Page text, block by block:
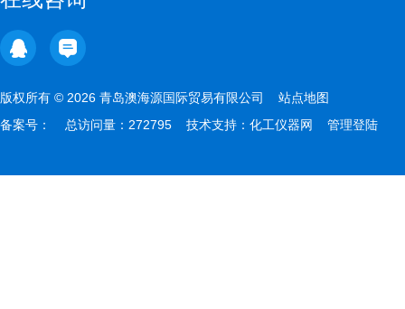
版权所有 © 2026 青岛澳海源国际贸易有限公司 站点地图
备案号：
总访问量：272795 技术支持： 化工仪器网 管理登陆